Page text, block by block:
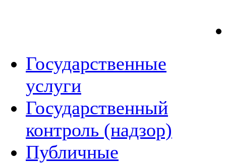
Государственные
услуги
Государственный
контроль (надзор)
Публичные